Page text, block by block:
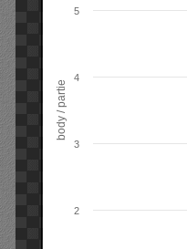
body / partie
2
3
4
5